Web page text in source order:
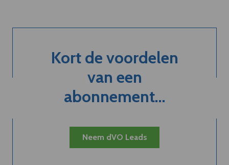
Kort de voordelen
van een
abonnement...
Neem dVO Leads